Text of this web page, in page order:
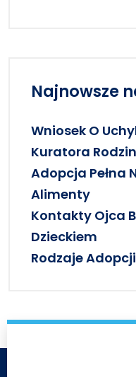
Najnowsze
Wniosek O
Kuratora
Adopcja Pełna
Alimenty
Kontakty Ojca
Dzieckiem
Rodzaje